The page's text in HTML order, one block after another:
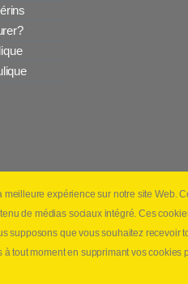
Politique de
expérience sur notre site Web.
de médias sociaux intégré. Ces
supposons que vous souhaitez recevoir
tout moment en supprimant vos cookies